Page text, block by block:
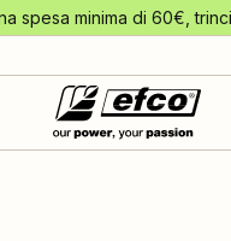
spesa minima di 60€,